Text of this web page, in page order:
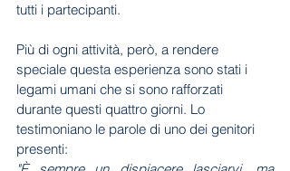
tutti i partecipanti.
Più di ogni attività, però, a rendere
speciale questa esperienza sono stati i
legami umani che si sono rafforzati
durante questi quattro giorni. Lo
testimoniano le parole di uno dei genitori
presenti: